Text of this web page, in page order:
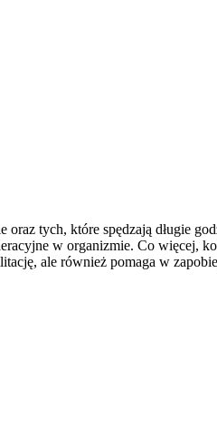
tych, które spędzają długie
w organizmie. Co więcej,
ale również pomaga w